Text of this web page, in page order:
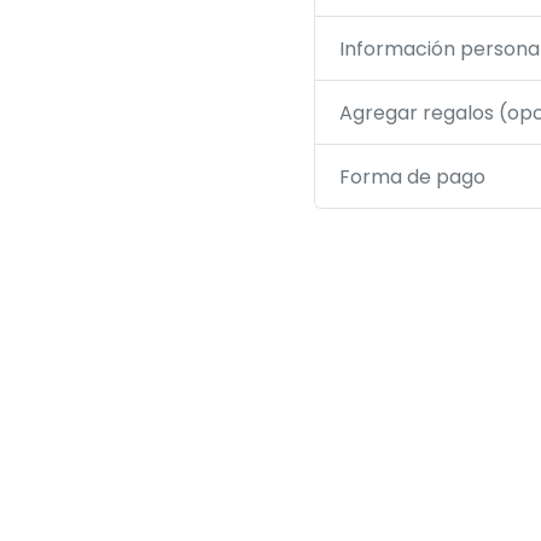
Información
Agregar regalos
Forma de pago